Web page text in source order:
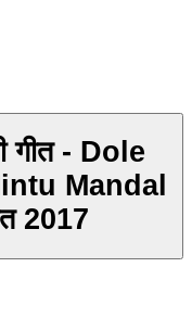
गीत - Dole
Mandal
2017